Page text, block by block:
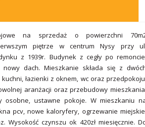
na sprzedaż o powierzchni
piętrze w centrum Nysy przy
z 1939r. Budynek z cegły po
nowy dach. Mieszkanie składa się z
łazienki z oknem, wc oraz
aranżacji oraz przebudowy
osobne, ustawne pokoje. W mieszkaniu
pcv, nowe kaloryfery, ogrzewanie
Wysokość czynszu ok 420zł miesięcznie.